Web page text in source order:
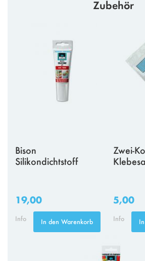
Zubehör
Bison
Silikondichtstoff
19,00
Info In den Warenkorb
Zwei-
5,00
Info